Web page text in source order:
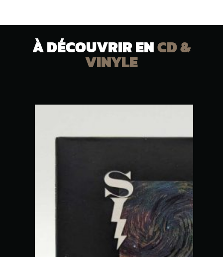
À DÉCOUVRIR ENCD &
VINYLE